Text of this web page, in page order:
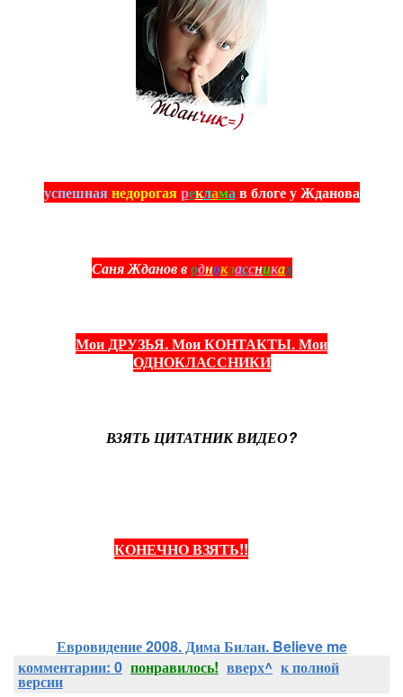
успешнаянедорогаярекламав блоге у Жданова
Саня Жданов водноклассниках
Мои ДРУЗЬЯ. Мои КОНТАКТЫ. Мои
ОДНОКЛАССНИКИ
ВЗЯТЬ ЦИТАТНИК ВИДЕО?
КОНЕЧНО ВЗЯТЬ!!
Евровидение 2008. Дима Билан. Believe me
комментарии: 0 понравилось! вверх^ к полной
версии